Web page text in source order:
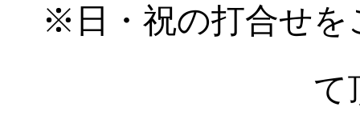
※日・祝の打合せを
て